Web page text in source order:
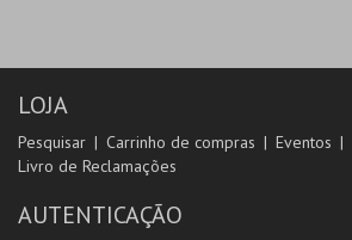
LOJA
Pesquisar Carrinho de compras Eventos
Livro de Reclamações
AUTENTICAÇÃO